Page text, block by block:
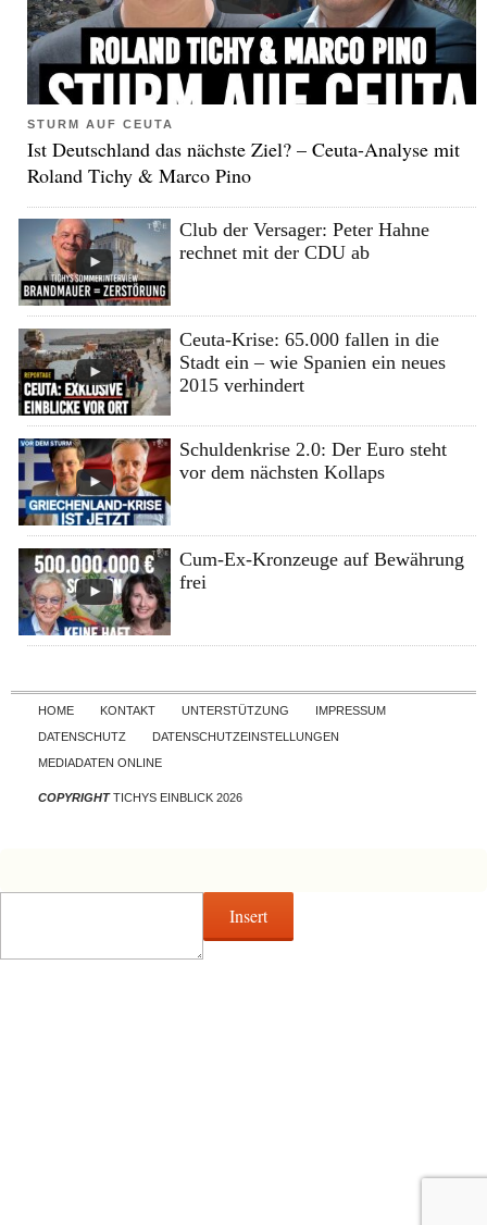
STURM AUF CEUTA
Ist Deutschland das nächste Ziel? – Ceuta-Analyse mit
Roland Tichy & Marco Pino
Club der Versager: Peter Hahne
rechnet mit der CDU ab
Ceuta-Krise: 65.000 fallen in die
Stadt ein – wie Spanien ein neues
2015 verhindert
Schuldenkrise 2.0: Der Euro steht
vor dem nächsten Kollaps
Cum-Ex-Kronzeuge auf Bewährung
frei
Skip to content
HOME KONTAKT UNTERSTÜTZUNG
IMPRESSUM
DATENSCHUTZ
DATENSCHUTZEINSTELLUNGEN
MEDIADATEN ONLINE
COPYRIGHTTICHYS EINBLICK 2026
Insert